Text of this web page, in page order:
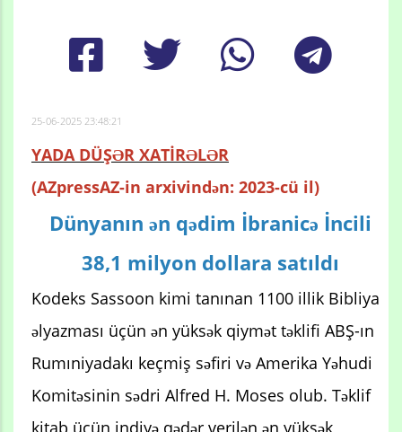
25-06-2025 23:48:21
YADA DÜŞƏR XATİRƏLƏR
(AZpressAZ-in arxivindən: 2023-cü il)
Dünyanın ən qədim İbranicə İncili
38,1 milyon dollara satıldı
Kodeks Sassoon kimi tanınan 1100 illik Bibliya
əlyazması üçün ən yüksək qiymət təklifi ABŞ-ın
Rumıniyadakı keçmiş səfiri və Amerika Yəhudi
Komitəsinin sədri Alfred H. Moses olub. Təklif
kitab üçün indiyə qədər verilən ən yüksək